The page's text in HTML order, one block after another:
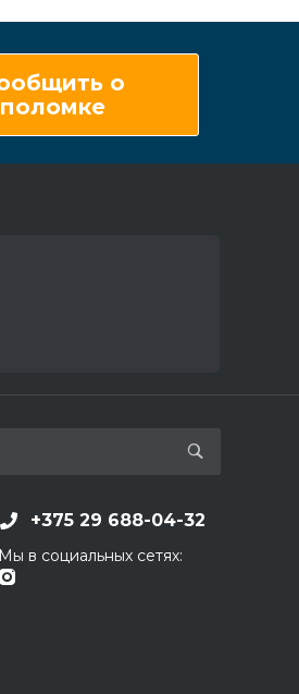
о
поломке
+375 29 688-04-32
Мы в социальных сетях: